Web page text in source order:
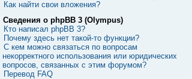
Как найти свои вложения?
Сведения о phpBB 3 (Olympus)
Кто написал phpBB 3?
Почему здесь нет такой-то функции?
С кем можно связаться по вопросам
некорректного использования или юридических
вопросов, связанных с этим форумом?
Перевод FAQ